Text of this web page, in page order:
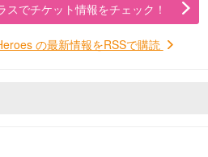
スでチケット情報をチェック！
の最新情報をRSSで購読